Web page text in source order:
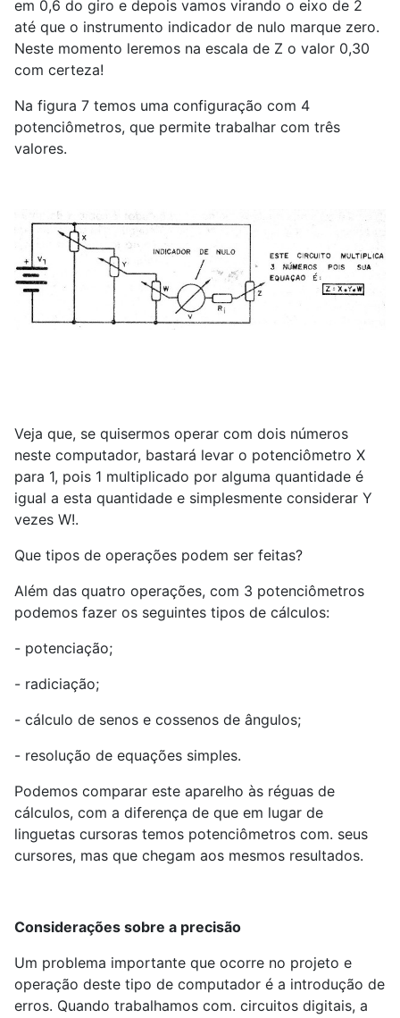
em 0,6 do giro e depois vamos virando o eixo de 2
até que o instrumento indicador de nulo marque zero.
Neste momento leremos na escala de Z o valor 0,30
com certeza!
Na figura 7 temos uma configuração com 4
potenciômetros, que permite trabalhar com três
valores.
Veja que, se quisermos operar com dois números
neste computador, bastará levar o potenciômetro X
para 1, pois 1 multiplicado por alguma quantidade é
igual a esta quantidade e simplesmente considerar Y
vezes W!.
Que tipos de operações podem ser feitas?
Além das quatro operações, com 3 potenciômetros
podemos fazer os seguintes tipos de cálculos:
- potenciação;
- radiciação;
- cálculo de senos e cossenos de ângulos;
- resolução de equações simples.
Podemos comparar este aparelho às réguas de
cálculos, com a diferença de que em lugar de
linguetas cursoras temos potenciômetros com. seus
cursores, mas que chegam aos mesmos resultados.
Considerações sobre a precisão
Um problema importante que ocorre no projeto e
operação deste tipo de computador é a introdução de
erros. Quando trabalhamos com. circuitos digitais, a